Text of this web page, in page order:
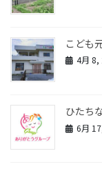
こども
4月 8,
ひたち
6月